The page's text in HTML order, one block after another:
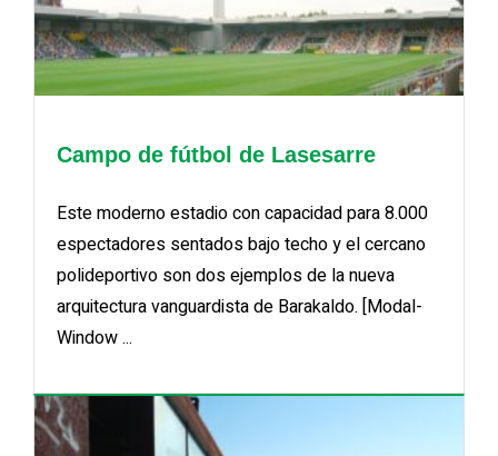
Campo de fútbol de Lasesarre
Este moderno estadio con capacidad para 8.000
espectadores sentados bajo techo y el cercano
polideportivo son dos ejemplos de la nueva
arquitectura vanguardista de Barakaldo. [Modal-
Window ...